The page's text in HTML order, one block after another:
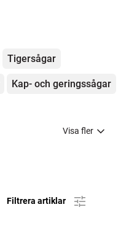
Tigersågar
Kap- och geringssågar
Visa fler
Filtrera artiklar